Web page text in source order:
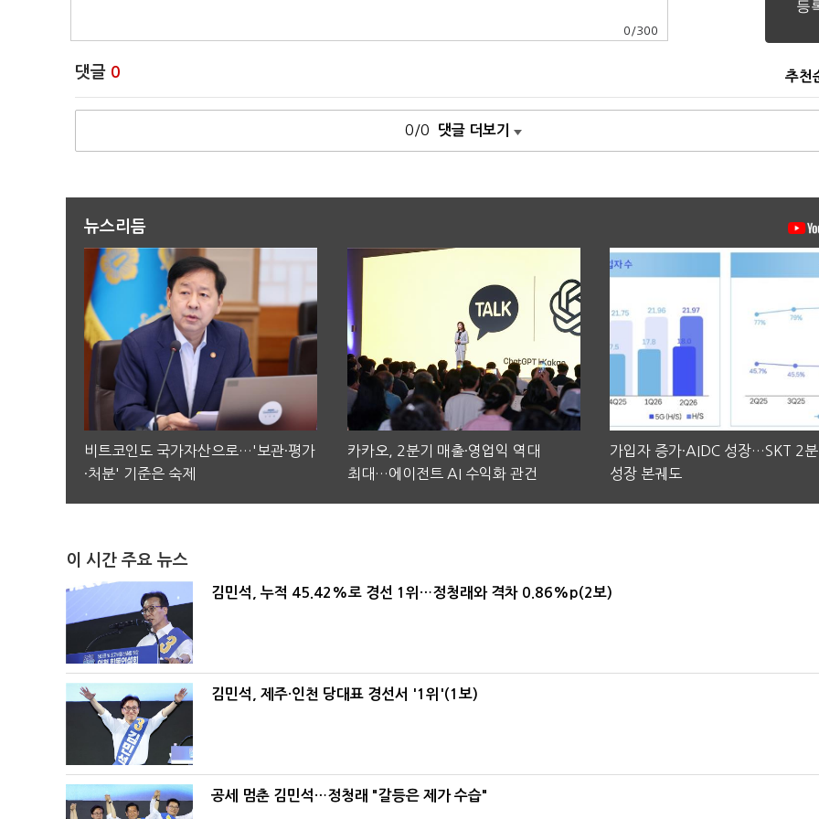
0 /300
댓글 0 추천
0/0 댓글 더보기
뉴스리듬
비트코인도 국가자산으로…'보관·평가
·처분' 기준은 숙제
카카오, 2분기 매출·영업익 역대
최대…에이전트 AI 수익화 관건
가입자 증가·AIDC 성장…SKT 2
성장 본궤도
이 시간 주요 뉴스
김민석, 누적 45.42%로 경선 1위…정청래와 격차 0.86%p(2보)
김민석, 제주·인천 당대표 경선서 '1위'(1보)
공세 멈춘 김민석…정청래 "갈등은 제가 수습"